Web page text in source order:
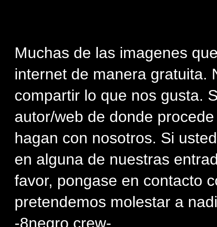
Muchas de las imagenes
internet de manera gratuita.
compartir lo que nos gusta.
autor/web de donde
hagan con nosotros. Si
en alguna de nuestras
favor, pongase en contacto
pretendemos molestar a
-8negro crew-